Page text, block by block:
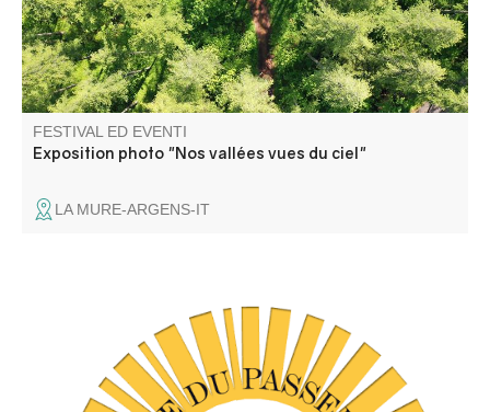
FESTIVAL ED EVENTI
Exposition photo "Nos vallées vues du ciel"
LA MURE-ARGENS-IT
C'est un spectacle de danse contemporaine (Cie du
Passeur / Efi Farmaki), fait revivre la mémoire des lavoirs
et des lavandières en chant, texte et danse. Atelier de
médiation pour les enfants avant la représentation, autour
d'objets liés aux lavoirs.